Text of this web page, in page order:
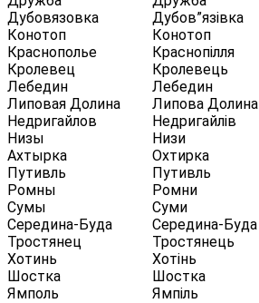
Дубовязовка
Дубов”язівка
Конотоп
Конотоп
Краснополье
Краснопілля
Кролевец
Кролевець
Лебедин
Лебедин
Липовая Долина
Липова Долина
Недригайлов
Недригайлів
Низы
Низи
Ахтырка
Охтирка
Путивль
Путивль
Ромны
Ромни
Сумы
Суми
Середина-Буда
Середина-Буда
Тростянец
Тростянець
Хотинь
Хотінь
Шостка
Шостка
Ямполь
Ямпіль